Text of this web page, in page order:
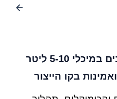
מכונה למילוי דשנים במיכלי 5-10 ליטר
בקו הייצור